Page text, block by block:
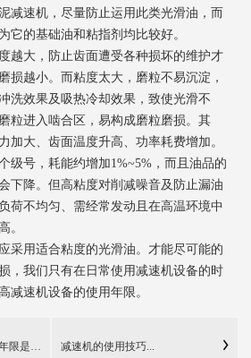
减速机，尽量防止运用此类光滑油，而
它的基础油和粘指剂均比较好。
大，防止齿面遭受各种损坏的维护才
损越小。而粘度太大，磨粒不易沉淀，
洗效果及吸热冷却效果，致使光滑不
粒进入啮合区，易构成磨粒磨损。其
加大、齿面温度升高、功率耗费增加。
级号，耗能约增加1%~5%，而且油品的
下降。但高粘度对削减噪音及防止漏油
荷不均匀、需经常发动且在高温环境中
。
用适合粘度的光滑油。才能尽可能的
，我们只有在日常使用减速机设备的时
减速机设备的使用年限。
限是我们所关注的问题
减速机的使用技巧...